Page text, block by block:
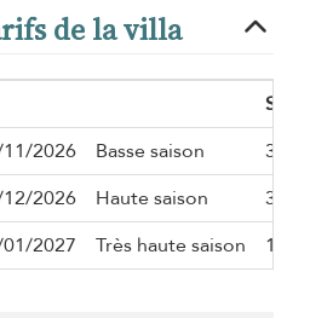
de la villa
2026
Basse saison
3
2026
Haute saison
3
2027
Très haute saison 10